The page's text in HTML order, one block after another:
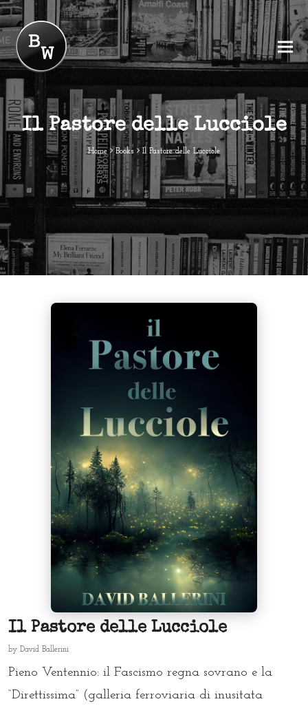
Il Pastore delle Lucciole
Home Books Il Pastore delle Lucciole
Il Pastore delle Lucciole
by David Ballerini
Pieno Ventennio: il Fascismo regna sovrano e la
“Direttissima” (galleria ferroviaria di inusitata